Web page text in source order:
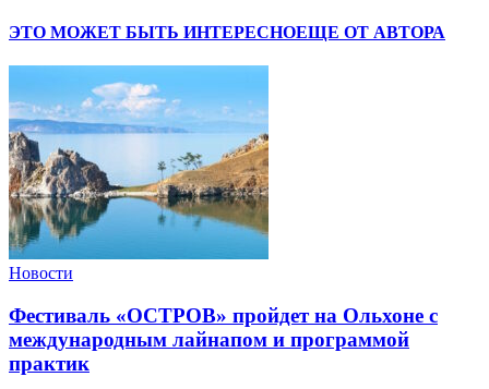
ЭТО МОЖЕТ БЫТЬ ИНТЕРЕСНОЕЩЕ ОТ АВТОРА
Новости
Фестиваль «ОСТРОВ» пройдет на Ольхоне с
международным лайнапом и программой
практик